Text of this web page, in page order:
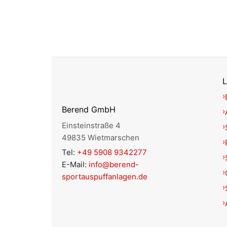
Berend GmbH
Einsteinstraße 4
49835 Wietmarschen
Tel: +49 5908 9342277
E-Mail: info@berend-
sportauspuffanlagen.de